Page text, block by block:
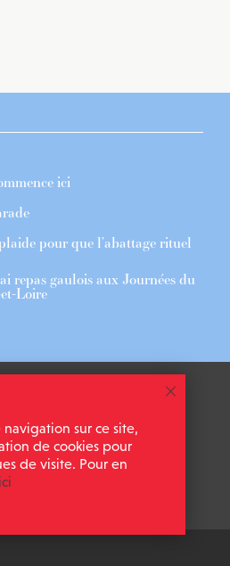
ici
pour que l’abattage rituel
repas gaulois aux Journées du
Loire
LÉGALES
sur ce site,
de cookies pour
de visite. Pour en